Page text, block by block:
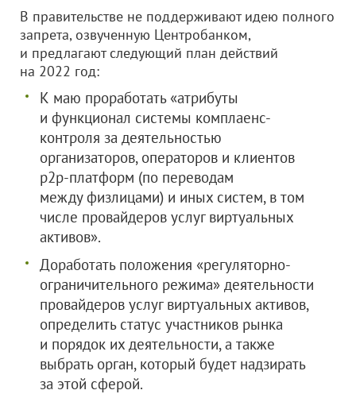
В правительстве не поддерживают идею полного
запрета, озвученную Центробанком,
и предлагают следующий план действий
на 2022 год:
К маю проработать «атрибуты
и функционал системы комплаенс-
контроля за деятельностью
организаторов, операторов и клиентов
p2p-платформ (по переводам
между физлицами) и иных систем, в том
числе провайдеров услуг виртуальных
активов».
Доработать положения «регуляторно-
ограничительного режима» деятельности
провайдеров услуг виртуальных активов,
определить статус участников рынка
и порядок их деятельности, а также
выбрать орган, который будет надзирать
за этой сферой.